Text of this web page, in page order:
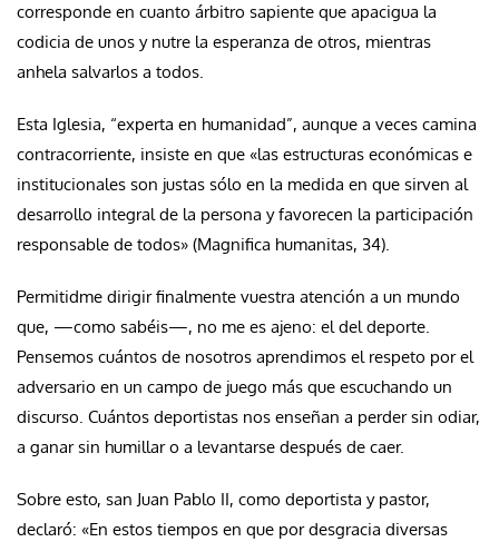
corresponde en cuanto árbitro sapiente que apacigua la
codicia de unos y nutre la esperanza de otros, mientras
anhela salvarlos a todos.
Esta Iglesia, “experta en humanidad”, aunque a veces camina
contracorriente, insiste en que «las estructuras económicas e
institucionales son justas sólo en la medida en que sirven al
desarrollo integral de la persona y favorecen la participación
responsable de todos» (Magnifica humanitas, 34).
Permitidme dirigir finalmente vuestra atención a un mundo
que, —como sabéis—, no me es ajeno: el del deporte.
Pensemos cuántos de nosotros aprendimos el respeto por el
adversario en un campo de juego más que escuchando un
discurso. Cuántos deportistas nos enseñan a perder sin odiar,
a ganar sin humillar o a levantarse después de caer.
Sobre esto, san Juan Pablo II, como deportista y pastor,
declaró: «En estos tiempos en que por desgracia diversas